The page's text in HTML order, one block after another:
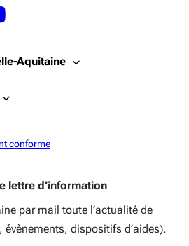
UNE NOUVELLE FENÊTRE
DANS UNE NOUVELLE FENÊTRE
DANS UNE NOUVELLE FENÊTRE
- OUVERTURE DANS UNE NOUVELLE FENÊTRE
Aquitaine
conforme
lettre d’information
par mail toute l’actualité de
dispositifs d’aides).